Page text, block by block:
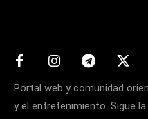
Portal web y comunidad
y el entretenimiento. Sigue